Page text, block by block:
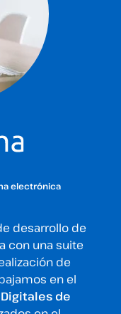
electrónica
desarrollo de
con una suite
de
en el
de